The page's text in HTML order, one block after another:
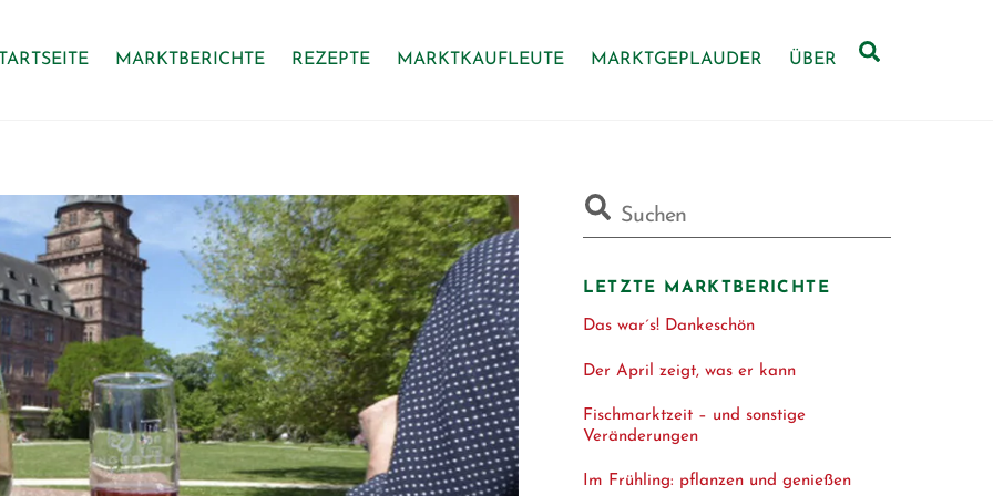
MARKTBERICHTE REZEPTE MARKTKAUFLEUTE MARKTGEPLAUDER ÜBER
LETZTE MARKTBERICHTE
Das war´s! Dankeschön
Der April zeigt, was er kann
Fischmarktzeit – und sonstige
Veränderungen
Im Frühling: pflanzen und genießen